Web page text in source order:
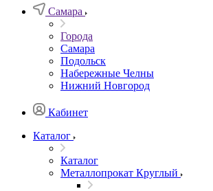
Самара
Города
Самара
Подольск
Набережные Челны
Нижний Новгород
Кабинет
Каталог
Каталог
Металлопрокат Круглый